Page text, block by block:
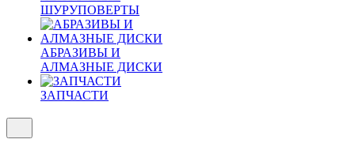
ШУРУПОВЕРТЫ
АБРАЗИВЫ И
АЛМАЗНЫЕ ДИСКИ
ЗАПЧАСТИ